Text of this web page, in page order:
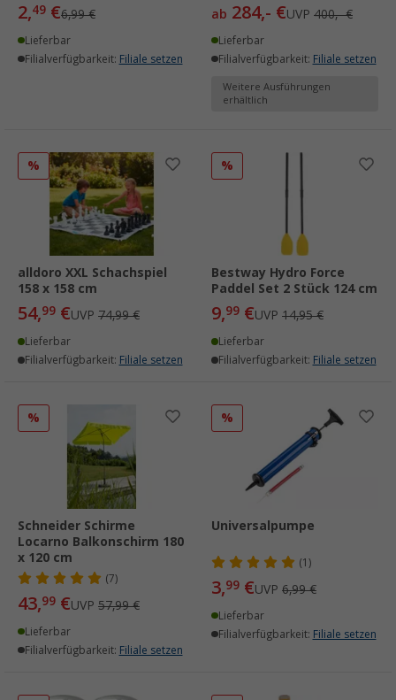
2,49 €6,99 €
Lieferbar
Filialverfügbarkeit: Filiale setzen
ab 284,- €UVP 400,- €
Lieferbar
Filialverfügbarkeit: Filiale setzen
Weitere Ausführungen
erhältlich
%
alldoro XXL Schachspiel
158 x 158 cm
54,99 €UVP 74,99 €
Lieferbar
Filialverfügbarkeit: Filiale setzen
%
Bestway Hydro Force
Paddel Set 2 Stück 124 cm
9,99 €UVP 14,95 €
Lieferbar
Filialverfügbarkeit: Filiale setzen
%
Schneider Schirme
Locarno Balkonschirm 180
x 120 cm
(7)
43,99 €UVP 57,99 €
Lieferbar
Filialverfügbarkeit: Filiale setzen
%
Universalpumpe
(1)
3,99 €UVP 6,99 €
Lieferbar
Filialverfügbarkeit: Filiale setzen